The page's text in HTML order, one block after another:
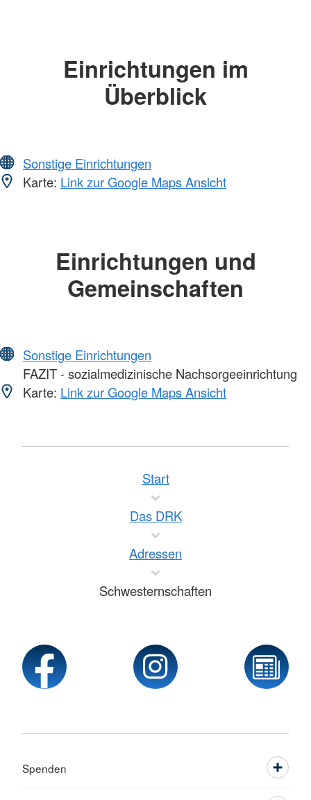
Einrichtungen im
Überblick
Sonstige Einrichtungen
Karte: Link zur Google Maps Ansicht
Einrichtungen und
Gemeinschaften
Sonstige Einrichtungen
FAZIT - sozialmedizinische Nachsorgeeinrichtung
Karte: Link zur Google Maps Ansicht
Start
Das DRK
Adressen
Schwesternschaften
Spenden